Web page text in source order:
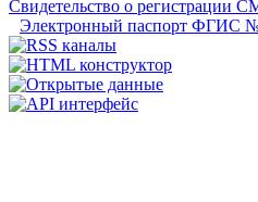
Свидетельство о
Электронный паспорт ФГИС